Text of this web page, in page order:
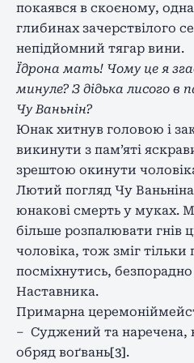
покаявся в скоєному,
глибинах зачерствілого
непідйомний тягар вини.
Їдрона мать! Чому це я
минуле? З дідька лисого в
Чу Ваньнін?
Юнак хитнув головою і
викинути з пам’яті
зрештою окинути
Лютий погляд Чу
юнакові смерть у муках.
більше розпалювати гнів
чоловіка, тож зміг
посміхнутись,
Наставника.
Примарна
– Суджений та наречена,
обряд воґвань[3].